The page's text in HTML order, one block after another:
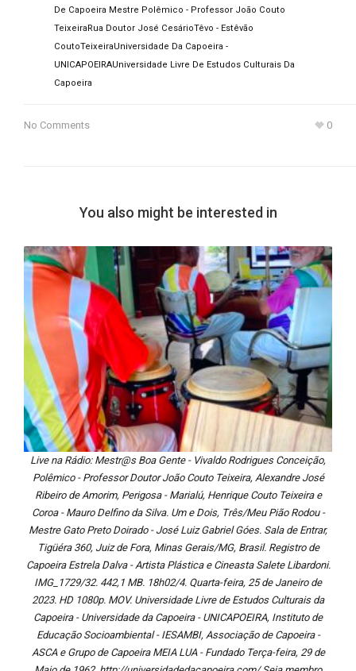
De Capoeira Mestre Polêmico - Professor João Couto
Teixeira Rua Doutor José CesárioTêvo - Estêvão
CoutoTeixeiraUniversidade Da Capoeira -
UNICAPOEIRAUniversidade Livre De Estudos Culturais Da
Capoeira
No Comments 0
You also might be interested in
Live na Rádio: Mestr@s Boa Gente - Vivaldo Rodrigues Conceição,
Polêmico - Professor Doutor João Couto Teixeira, Alexandre José
Ribeiro de Amorim, Perigosa - Marialú, Henrique Couto Teixeira e
Coroa - Mauro Delfino da Silva. Um e Dois, Três/Meu Pião Rodou -
Mestre Gato Preto Doirado - José Luiz Gabriel Góes. Sala de Entrar,
Tigüéra 360, Juiz de Fora, Minas Gerais/MG, Brasil. Registro de
Capoeira Estrela Dalva - Artista Plástica e Cineasta Salete Libardoni.
IMG_1729/32. 442,1 MB. 18h02/4. Quarta-feira, 25 de Janeiro de
2023. HD 1080p. MOV. Universidade Livre de Estudos Culturais da
Capoeira - Universidade da Capoeira - UNICAPOEIRA, Instituto de
Educação Socioambiental - IESAMBI, Associação de Capoeira -
ASCA e Grupo de Capoeira MEIA LUA - Fundado Terça-feira, 29 de